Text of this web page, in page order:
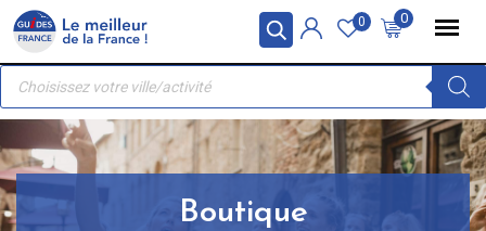
Panneau de gestion des cookies
Skip
content
0
0
Recherche
produits
Boutique